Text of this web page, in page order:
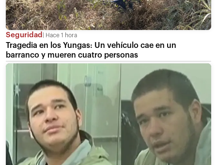
Seguridad Hace 1 hora
Tragedia en los Yungas: Un vehículo cae en un
barranco y mueren cuatro personas